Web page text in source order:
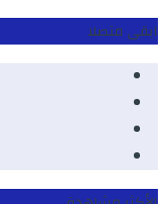
ابقى متصلا